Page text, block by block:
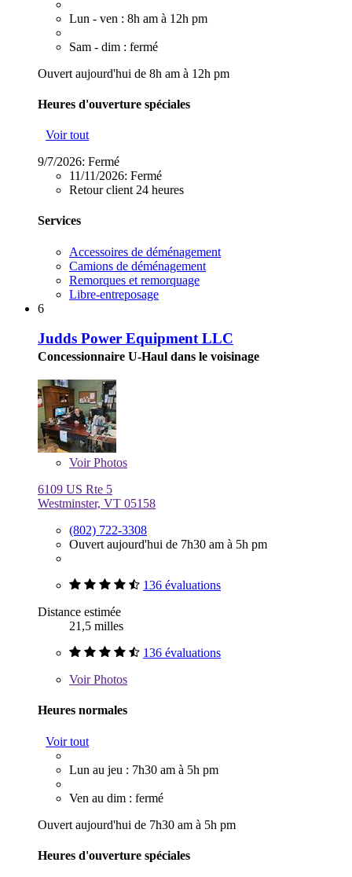
Lun - ven : 8h am à 12h pm
Sam - dim : fermé
Ouvert aujourd'hui de 8h am à 12h pm
Heures d'ouverture spéciales
Voir tout
9/7/2026: Fermé
11/11/2026: Fermé
Retour client 24 heures
Services
Accessoires de déménagement
Camions de déménagement
Remorques et remorquage
Libre-entreposage
6
Judds Power Equipment LLC
Concessionnaire U-Haul dans le voisinage
VoirPhotos
6109 US Rte 5
Westminster, VT 05158
(802) 722-3308
Ouvert aujourd'hui de 7h30 am à 5h pm
136 évaluations
Distance estimée
21,5 milles
136 évaluations
VoirPhotos
Heures normales
Voir tout
Lun au jeu : 7h30 am à 5h pm
Ven au dim : fermé
Ouvert aujourd'hui de 7h30 am à 5h pm
Heures d'ouverture spéciales